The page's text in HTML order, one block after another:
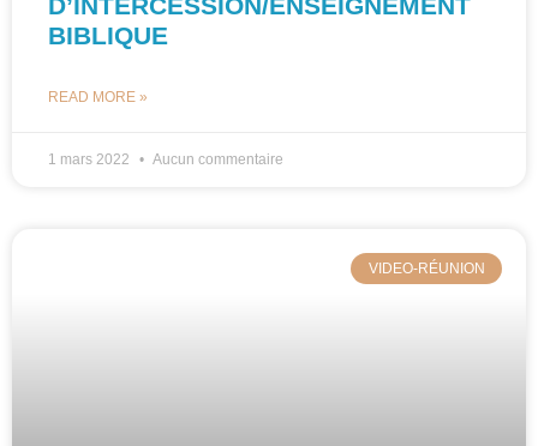
BIBLIQUE
READ MORE »
1 mars 2022 Aucun commentaire
VIDEO-RÉUNION